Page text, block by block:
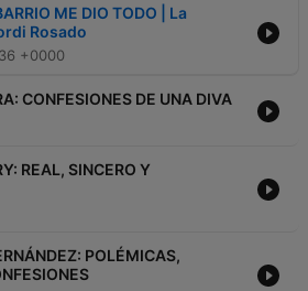
ME DIO TODO | La
Rosado
+0000
CONFESIONES DE UNA DIVA
REAL, SINCERO Y
POLÉMICAS,